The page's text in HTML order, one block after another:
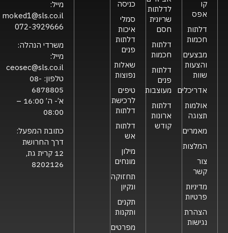
קו
אפס
דלתות
חכמות
מבצעים
והצעות
שוות
אדריכלים
אולמות
תצוגה
מאמרים
המלצות
צור
קשר
מדיניות
פרטיות
הצהרת
נגישות
לדלתות
שריונית
חסם
דלתות
חכמות
דלתות
פנים
מעוצבות
דלתות
ארונות
קודש
כניסה
סמלי
איכות
דלתות
פנים
שאלות
נפוצות
טיפים
לרכישת
דלתות
דלתות
אש
מילון
מונחים
תחזוקה
ונקיון
תקנים
ותקנות
מפרטים
מייל:
moked1@sls.co.il
072-3929666
משרדי הנהלה:
מייל:
ceosec@sls.co.il
טלפון: 08-
6878805
א’- ה’ 16:00 –
08:00
כתובת המפעל:
דרך החרושת
12 קרית גת,
8202126